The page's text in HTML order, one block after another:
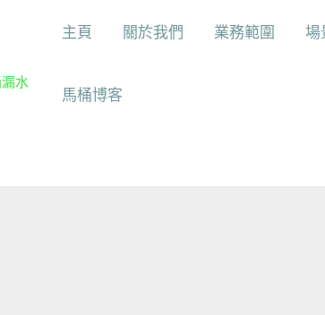
水
主頁 關於我們 業務範圍 場
馬桶博客